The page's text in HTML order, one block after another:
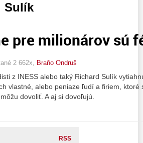
Sulík
pre milionárov sú
2 662x, Braňo Ondruš
z INESS alebo taký Richard Sulík
vlastné, alebo peniaze ľudí a firiem, ktoré
dovoliť. A aj si dovoľujú.
RSS